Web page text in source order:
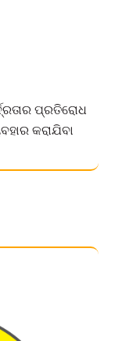
ପ୍ରତିରୋଧ
କରାଯିବା